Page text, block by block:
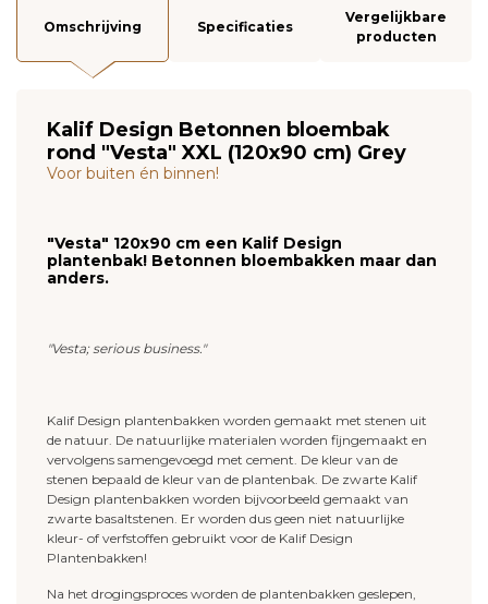
Omschrijving Specificaties
Vergelijkbare
producten
Kalif Design Betonnen bloembak
rond "Vesta" XXL (120x90 cm) Grey
Voor buiten én binnen!
"Vesta" 120x90 cm een Kalif Design
plantenbak! Betonnen bloembakken maar dan
anders.
"Vesta; serious business."
Kalif Design plantenbakken worden gemaakt met stenen uit
de natuur. De natuurlijke materialen worden fijngemaakt en
vervolgens samengevoegd met cement. De kleur van de
stenen bepaald de kleur van de plantenbak. De zwarte Kalif
Design plantenbakken worden bijvoorbeeld gemaakt van
zwarte basaltstenen. Er worden dus geen niet natuurlijke
kleur- of verfstoffen gebruikt voor de Kalif Design
Plantenbakken!
Na het drogingsproces worden de plantenbakken geslepen,